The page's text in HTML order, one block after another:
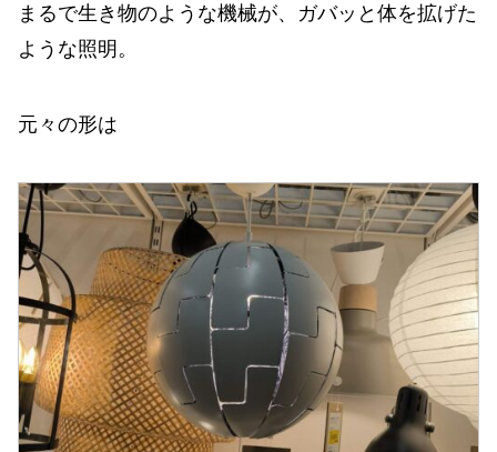
まるで生き物のような機械が、ガバッと体を拡げた
ような照明。
元々の形は